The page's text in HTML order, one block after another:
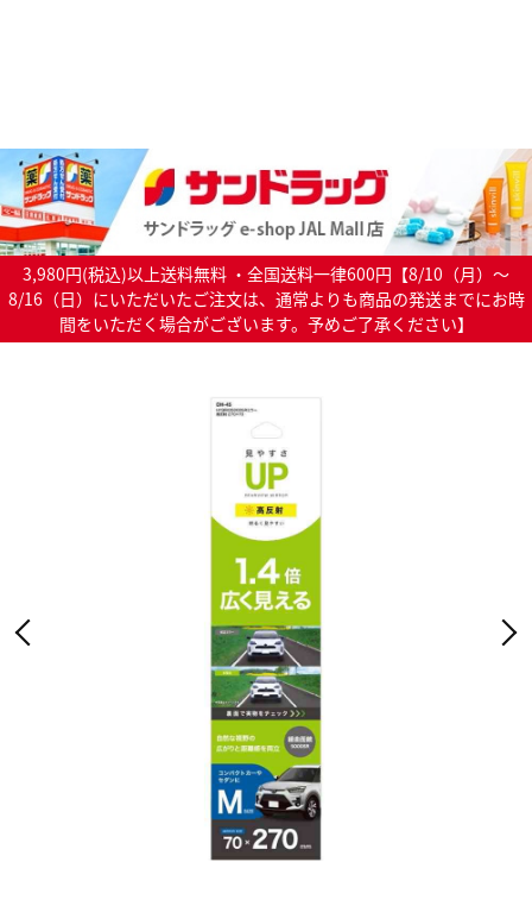
3,980円(税込)以上送料無料 ・全国送料一律600円【8/10（月）～
8/16（日）にいただいたご注文は、通常よりも商品の発送までにお時
間をいただく場合がございます。予めご了承ください】